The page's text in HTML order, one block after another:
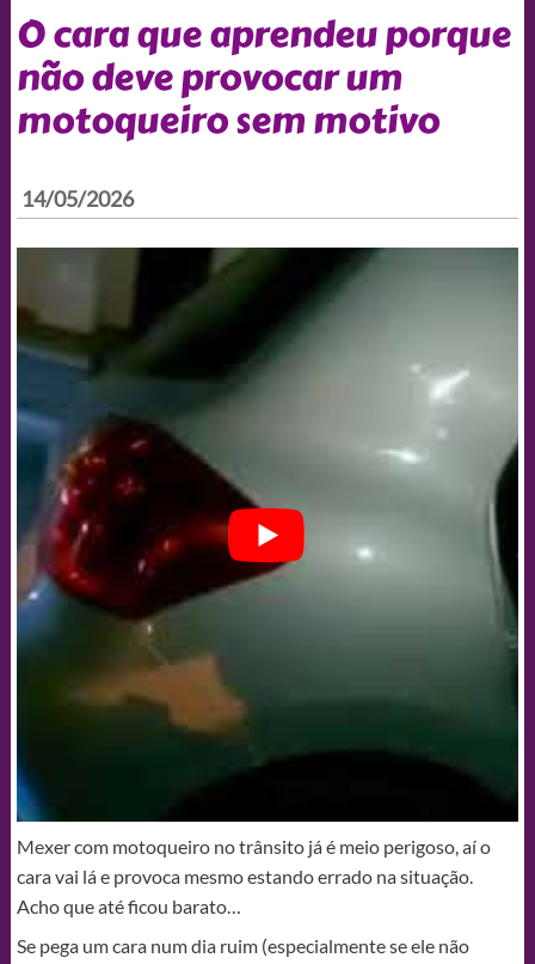
O cara que aprendeu porque
não deve provocar um
motoqueiro sem motivo
14/05/2026
Mexer com motoqueiro no trânsito já é meio perigoso, aí o
cara vai lá e provoca mesmo estando errado na situação.
Acho que até ficou barato…
Se pega um cara num dia ruim (especialmente se ele não